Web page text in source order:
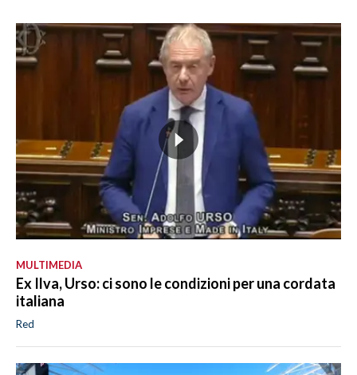
MULTIMEDIA
Ex Ilva, Urso: ci sono le condizioni per una cordata
italiana
Red